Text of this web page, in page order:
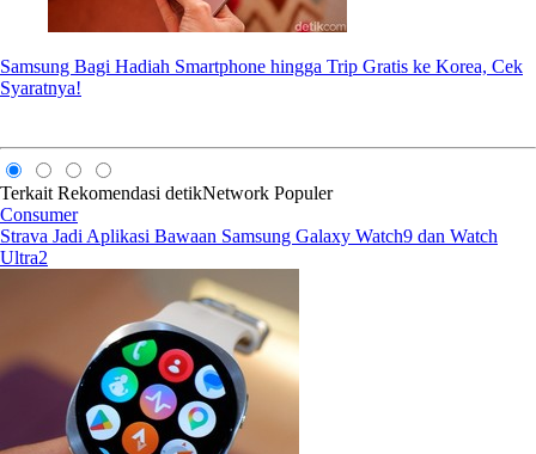
Samsung Bagi Hadiah Smartphone hingga Trip Gratis ke Korea, Cek
Syaratnya!
Terkait Rekomendasi detikNetwork Populer
Consumer
Strava Jadi Aplikasi Bawaan Samsung Galaxy Watch9 dan Watch
Ultra2